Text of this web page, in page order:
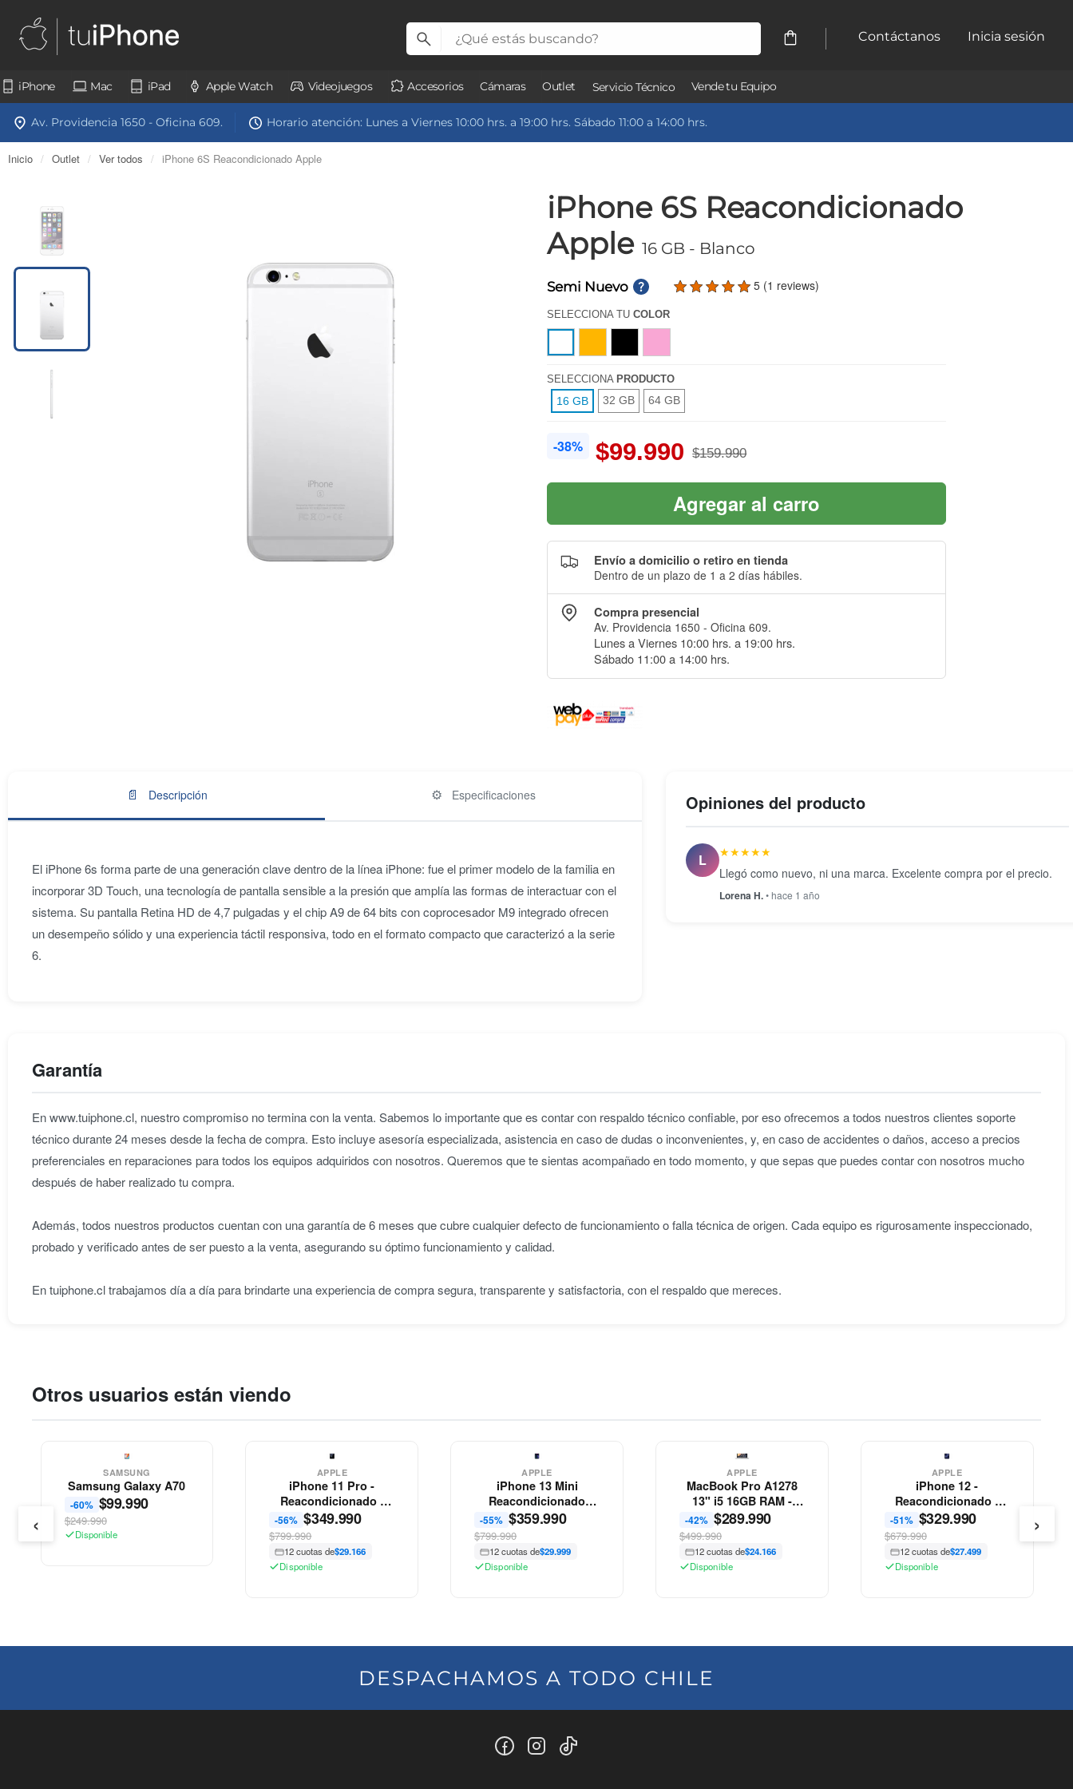
Contáctanos Inicia sesión
iPhone Mac iPad Apple Watch Videojuegos Accesorios Cámaras Outlet Servicio Técnico Vende tu Equipo
Av. Providencia 1650 - Oficina 609. Horario atención: Lunes a Viernes 10:00 hrs. a 19:00 hrs. Sábado 11:00 a 14:00 hrs.
Inicio / Outlet / Ver todos / iPhone 6S Reacondicionado Apple
iPhone 6S Reacondicionado
Apple16 GB - Blanco
Semi Nuevo 5 (1 reviews)
SELECCIONA TUCOLOR
SELECCIONA PRODUCTO
16 GB 32 GB 64 GB
-38% $99.990 $159.990
Agregar al carro
Envío a domicilio o retiro en tienda
Dentro de un plazo de 1 a 2 días hábiles.
Compra presencial
Av. Providencia 1650 - Oficina 609.
Lunes a Viernes 10:00 hrs. a 19:00 hrs.
Sábado 11:00 a 14:00 hrs.
📄 Descripción ⚙️ Especificaciones
El iPhone 6s forma parte de una generación clave dentro de la línea iPhone: fue el primer modelo de la familia en
incorporar 3D Touch, una tecnología de pantalla sensible a la presión que amplía las formas de interactuar con el
sistema. Su pantalla Retina HD de 4,7 pulgadas y el chip A9 de 64 bits con coprocesador M9 integrado ofrecen
un desempeño sólido y una experiencia táctil responsiva, todo en el formato compacto que caracterizó a la serie
6.
Opiniones del producto
L
★★★★★
Llegó como nuevo, ni una marca. Excelente compra por el precio.
Lorena H.• hace 1 año
Garantía
En www.tuiphone.cl, nuestro compromiso no termina con la venta. Sabemos lo importante que es contar con respaldo técnico confiable, por eso ofrecemos a todos nuestros clientes soporte
técnico durante 24 meses desde la fecha de compra. Esto incluye asesoría especializada, asistencia en caso de dudas o inconvenientes, y, en caso de accidentes o daños, acceso a precios
preferenciales en reparaciones para todos los equipos adquiridos con nosotros. Queremos que te sientas acompañado en todo momento, y que sepas que puedes contar con nosotros mucho
después de haber realizado tu compra.
Además, todos nuestros productos cuentan con una garantía de 6 meses que cubre cualquier defecto de funcionamiento o falla técnica de origen. Cada equipo es rigurosamente inspeccionado,
probado y verificado antes de ser puesto a la venta, asegurando su óptimo funcionamiento y calidad.
En tuiphone.cl trabajamos día a día para brindarte una experiencia de compra segura, transparente y satisfactoria, con el respaldo que mereces.
Otros usuarios están viendo
SAMSUNG
Samsung Galaxy A70
-60% $99.990
$249.990
Disponible
APPLE
iPhone 11 Pro -
Reacondicionado -
Apple
-56% $349.990
$799.990
12 cuotas de$29.166
Disponible
APPLE
iPhone 13 Mini
Reacondicionado
Apple
-55% $359.990
$799.990
12 cuotas de$29.999
Disponible
APPLE
MacBook Pro A1278
13" i5 16GB RAM -
Grado B
-42% $289.990
$499.990
12 cuotas de$24.166
Disponible
APPLE
iPhone 12 -
Reacondicionado -
Apple
-51% $329.990
$679.990
12 cuotas de$27.499
Disponible
‹ ›
DESPACHAMOS A TODO CHILE